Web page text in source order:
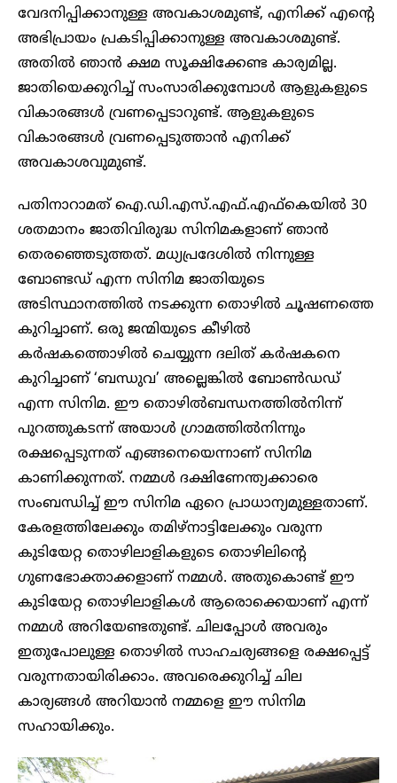
വേദനിപ്പിക്കാനുള്ള അവകാശമുണ്ട്, എനിക്ക് എന്റെ
അഭിപ്രായം പ്രകടിപ്പിക്കാനുള്ള അവകാശമുണ്ട്.
അതിൽ ഞാൻ ക്ഷമ സൂക്ഷിക്കേണ്ട കാര്യമില്ല.
ജാതിയെക്കുറിച്ച് സംസാരിക്കുമ്പോൾ ആളുകളുടെ
വികാരങ്ങൾ വ്രണപ്പെടാറുണ്ട്. ആളുകളുടെ
വികാരങ്ങൾ വ്രണപ്പെടുത്താൻ എനിക്ക്
അവകാശവുമുണ്ട്.
പതിനാറാമത് ഐ.ഡി.എസ്.എഫ്.എഫ്‌കെയിൽ 30
ശതമാനം ജാതിവിരുദ്ധ സിനിമകളാണ് ഞാൻ
തെരഞ്ഞെടുത്തത്. മധ്യപ്രദേശിൽ നിന്നുള്ള
ബോണ്ടഡ് എന്ന സിനിമ ജാതിയുടെ
അടിസ്ഥാനത്തിൽ നടക്കുന്ന തൊഴിൽ ചൂഷണത്തെ
കുറിച്ചാണ്. ഒരു ജന്മിയുടെ കീഴിൽ
കർഷകത്തൊഴിൽ ചെയ്യുന്ന ദലിത് കർഷകനെ
കുറിച്ചാണ് ‘ബന്ധുവ’ അല്ലെങ്കിൽ ബോൺഡഡ്
എന്ന സിനിമ. ഈ തൊഴിൽബന്ധനത്തിൽനിന്ന്
പുറത്തുകടന്ന് അയാൾ ഗ്രാമത്തിൽനിന്നും
രക്ഷപ്പെടുന്നത് എങ്ങനെയെന്നാണ് സിനിമ
കാണിക്കുന്നത്. നമ്മൾ ദക്ഷിണേന്ത്യക്കാരെ
സംബന്ധിച്ച് ഈ സിനിമ ഏറെ പ്രാധാന്യമുള്ളതാണ്.
കേരളത്തിലേക്കും തമിഴ്‌നാട്ടിലേക്കും വരുന്ന
കുടിയേറ്റ തൊഴിലാളികളുടെ തൊഴിലിന്റെ
ഗുണഭോക്താക്കളാണ് നമ്മൾ. അതുകൊണ്ട് ഈ
കുടിയേറ്റ തൊഴിലാളികൾ ആരൊക്കെയാണ് എന്ന്
നമ്മൾ അറിയേണ്ടതുണ്ട്. ചിലപ്പോൾ അവരും
ഇതുപോലുള്ള തൊഴിൽ സാഹചര്യങ്ങളെ രക്ഷപ്പെട്ട്
വരുന്നതായിരിക്കാം. അവരെക്കുറിച്ച് ചില
കാര്യങ്ങൾ അറിയാൻ നമ്മളെ ഈ സിനിമ
സഹായിക്കും.